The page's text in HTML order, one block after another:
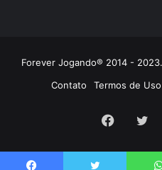
Forever Jogando® 2014 -
Contato
Termos de Uso